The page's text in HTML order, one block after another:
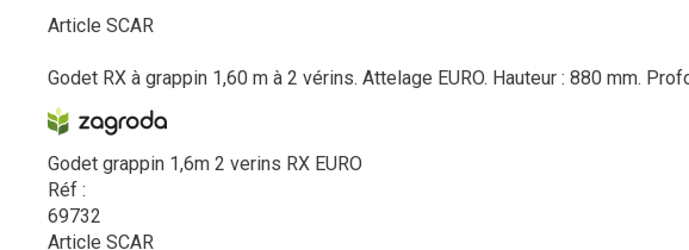
Article SCAR
Godet RX à grappin 1,60 m à 2 vérins. Attelage EURO. Hauteur : 880 mm.
Godet grappin 1,6m 2 verins RX EURO
Réf :
69732
Article SCAR